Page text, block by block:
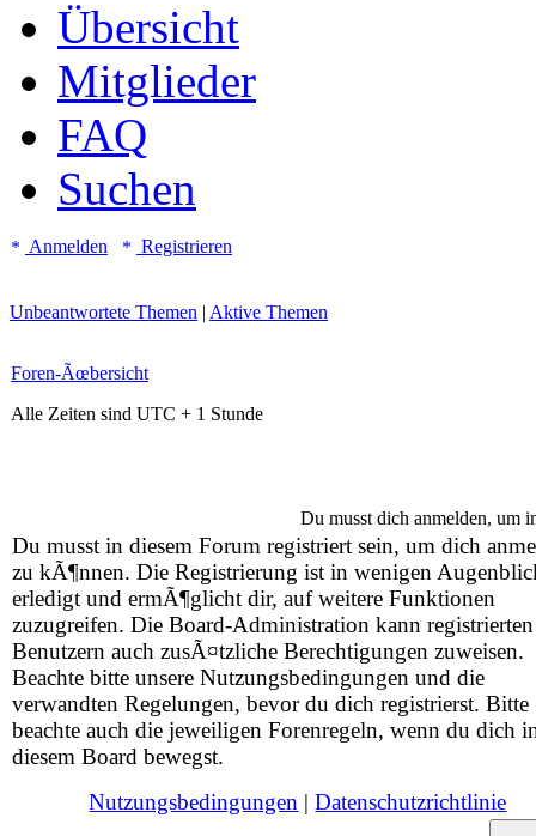
Übersicht
Mitglieder
FAQ
Suchen
Anmelden Registrieren
Unbeantwortete Themen | Aktive Themen
Foren-Ãœbersicht
Alle Zeiten sind UTC + 1 Stunde
Du musst dich anmelden, um
Du musst in diesem Forum registriert sein, um dich
zu kÃ¶nnen. Die Registrierung ist in wenigen
erledigt und ermÃ¶glicht dir, auf weitere Funktionen
zuzugreifen. Die Board-Administration kann registrierten
Benutzern auch zusÃ¤tzliche Berechtigungen zuweisen.
Beachte bitte unsere Nutzungsbedingungen und die
verwandten Regelungen, bevor du dich registrierst. Bitte
beachte auch die jeweiligen Forenregeln, wenn du dich
diesem Board bewegst.
Nutzungsbedingungen |Datenschutzrichtlinie